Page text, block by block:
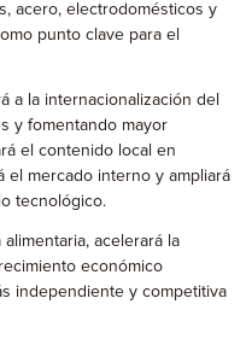
acero, electrodomésticos y
punto clave para el
a la internacionalización del
y fomentando mayor
el contenido local en
el mercado interno y ampliará
tecnológico.
alimentaria, acelerará la
económico
independiente y competitiva